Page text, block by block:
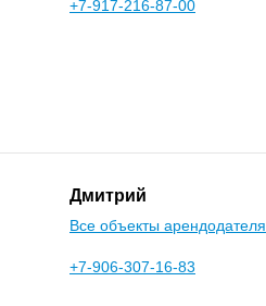
+7-917-216-87-00
Дмитрий
Все объекты арендодателя
+7-906-307-16-83